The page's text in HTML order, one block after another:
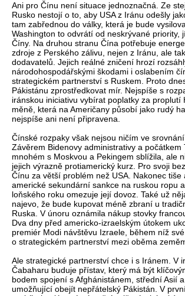
Ani pro Čínu není situace jednoznačná. Ze
Rusko nestojí o to, aby USA z Iránu odešly
tam zabřednou do války, která je bude
Washington to odvrátí od neskrývané priority,
Číny. Na druhou stranu Čína potřebuje
zdroje z Perského zálivu, nejen z Iránu, ale
dodavatelů. Jejich reálné zničení hrozí
národohospodářskými škodami i oslabením
strategickém partnerství s Ruskem. Proto
Pákistánu zprostředkovat mír. Nejspíše s
iránskou iniciativu vybírat poplatky za proplutí
měně, která na Američany působí jako rudý
nejspíše ani není připravena.
Čínské rozpaky však nejsou ničím ve
Závěrem Bidenovy administrativy a počátkem
mnohém s Moskvou a Pekingem sblížila, ale
jejich výrazně protiamerický kurz. Pro svoji
Čínu za větší problém než USA. Nakonec tiše
americké sekundární sankce na ruskou ropu
loňského roku omezuje její dovoz. Také už
najevo, že bude kupovat méně zbraní u
Ruska. V únoru oznámila nákup stovky
Dva dny před americko-izraelským útokem
premiér Modi návštěvu Izraele, během níž
o strategickém partnerství mezi oběma
Ale strategické partnerství chce i s Iránem. V
Čabaharu buduje přístav, který má být
bodem spojení s Afghánistánem, střední Asií
umožňující obejít nepřátelský Pákistán. V